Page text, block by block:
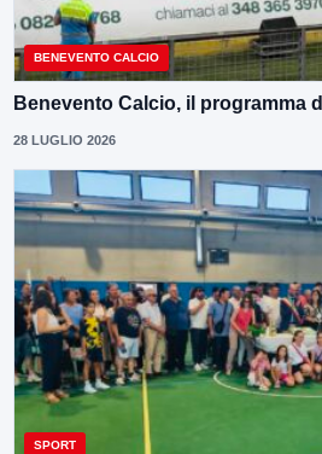
BENEVENTO CALCIO
Benevento Calcio, il programma
28 LUGLIO 2026
SPORT